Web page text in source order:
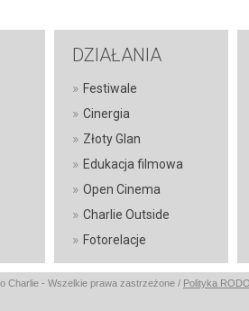
DZIAŁANIA
» Festiwale
» Cinergia
» Złoty Glan
» Edukacja filmowa
» Open Cinema
» Charlie Outside
» Fotorelacje
Charlie - Wszelkie prawa zastrzeżone / Polityka